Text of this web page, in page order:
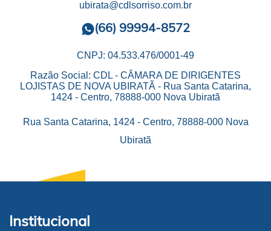
ubirata@cdlsorriso.com.br
(66) 99994-8572
CNPJ: 04.533.476/0001-49
Razão Social: CDL - CÂMARA DE DIRIGENTES
LOJISTAS DE NOVA UBIRATÃ - Rua Santa Catarina,
1424 - Centro, 78888-000 Nova Ubiratã
Rua Santa Catarina, 1424 - Centro, 78888-000 Nova
Ubiratã
Institucional